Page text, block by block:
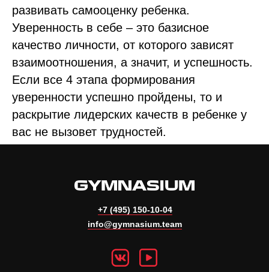
развивать самооценку ребенка.
Уверенность в себе – это базисное
качество личности, от которого зависят
взаимоотношения, а значит, и успешность.
Если все 4 этапа формирования
уверенности успешно пройдены, то и
раскрытие лидерских качеств в ребенке у
вас не вызовет трудностей.
+7 (495) 150-10-04
info@gymnasium.team